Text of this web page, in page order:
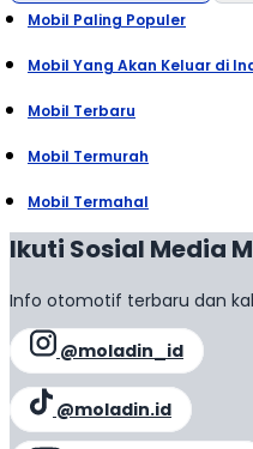
Mobil Paling Populer
Mobil Yang Akan Keluar di
Mobil Terbaru
Mobil Termurah
Mobil Termahal
Ikuti Sosial Media
Info otomotif terbaru dan
@moladin_id
@moladin.id